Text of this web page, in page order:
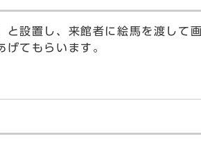
設置し、来館者に絵馬を渡して
てもらいます。